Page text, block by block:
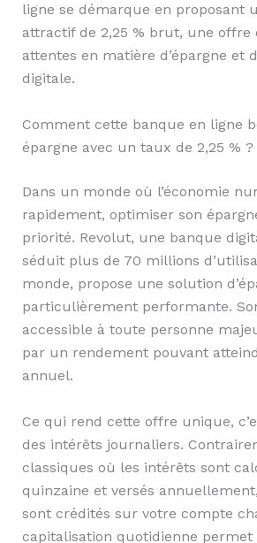
ligne se démarque en proposant
attractif de 2,25 % brut, une
attentes en matière d’épargne et
digitale.
Comment cette banque en ligne
épargne avec un taux de 2,25 % ?
Dans un monde où l’économie
rapidement, optimiser son
priorité. Revolut, une banque
séduit plus de 70 millions
monde, propose une solution
particulièrement performante.
accessible à toute personne
par un rendement pouvant
annuel.
Ce qui rend cette offre unique,
des intérêts journaliers.
classiques où les intérêts sont
quinzaine et versés
sont crédités sur votre compte
capitalisation quotidienne permet